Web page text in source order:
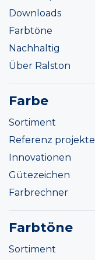
Downloads
Farbtöne
Nachhaltig
Über Ralston
Farbe
Sortiment
Referenz projekte
Innovationen
Gütezeichen
Farbrechner
Farbtöne
Sortiment